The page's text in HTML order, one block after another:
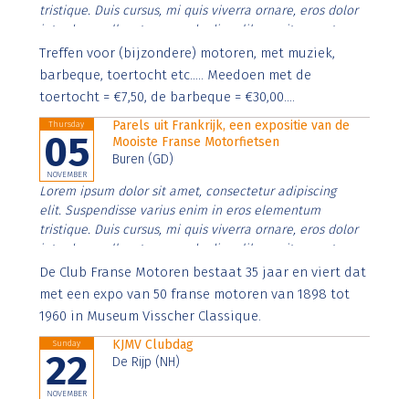
tristique. Duis cursus, mi quis viverra ornare, eros dolor
interdum nulla, ut commodo diam libero vitae erat.
Aenean faucibus nibh et justo cursus id rutrum lorem
imperdiet. Nunc ut sem vitae risus tristique posuere.
Treffen voor (bijzondere) motoren, met muziek,
barbeque, toertocht etc..... Meedoen met de
toertocht = €7,50, de barbeque = €30,00....
Thursday
05
NOVEMBER
Parels uit Frankrijk, een expositie van de
Mooiste Franse Motorfietsen
Buren (GD)
Lorem ipsum dolor sit amet, consectetur adipiscing
elit. Suspendisse varius enim in eros elementum
tristique. Duis cursus, mi quis viverra ornare, eros dolor
interdum nulla, ut commodo diam libero vitae erat.
Aenean faucibus nibh et justo cursus id rutrum lorem
imperdiet. Nunc ut sem vitae risus tristique posuere.
De Club Franse Motoren bestaat 35 jaar en viert dat
met een expo van 50 franse motoren van 1898 tot
1960 in Museum Visscher Classique.
Sunday
22
NOVEMBER
KJMV Clubdag
De Rijp (NH)